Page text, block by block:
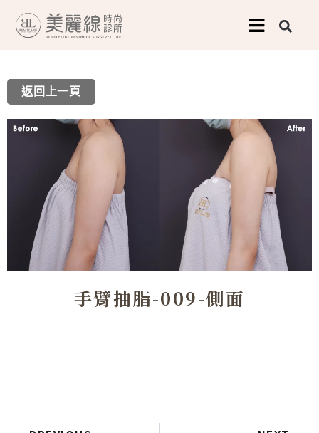
要
內
返回上一頁
手臂抽脂-009-側面